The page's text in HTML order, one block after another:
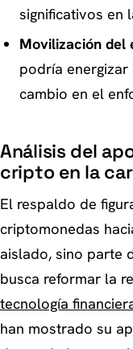
significativos en
Movilización del
podría
cambio en el
Análisis del
cripto en la
El respaldo de
criptomonedas
aislado, sino parte
busca reformar la
tecnología
han mostrado su